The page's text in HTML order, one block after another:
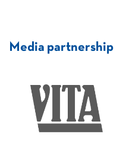
Media partnership